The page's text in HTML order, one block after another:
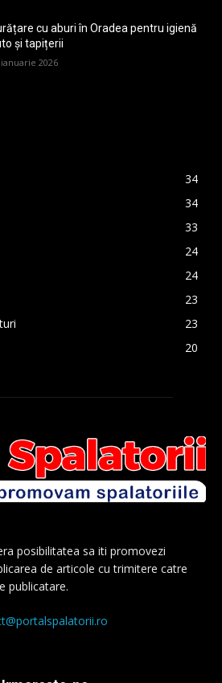
cu aburi în Oradea pentru igienă
și tapițerii
ianuarie 2026
34
34
33
24
24
23
23
20
posibilitatea sa iti promovezi
de articole cu trimitere catre
publicatare.